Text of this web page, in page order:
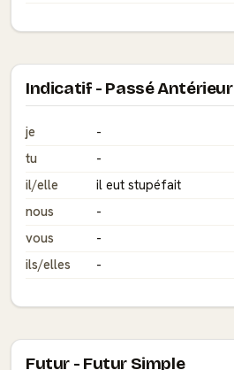
Indicatif - Passé Antérieur
je
-
tu
-
il/elle
il eut stupéfait
nous
-
vous
-
ils/elles
-
Futur - Futur Simple